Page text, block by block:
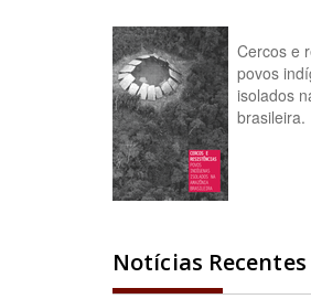
Cercos e
povos
isolados
brasileira.
Notícias Recentes